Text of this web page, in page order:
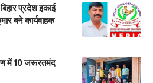
प्रदेश इकाई
बने कार्यवाहक
में 10 जरूरतमंद